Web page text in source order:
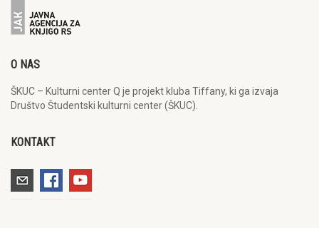
O NAS
ŠKUC – Kulturni center Q je projekt kluba Tiffany, ki ga izvaja
Društvo Študentski kulturni center (ŠKUC).
KONTAKT